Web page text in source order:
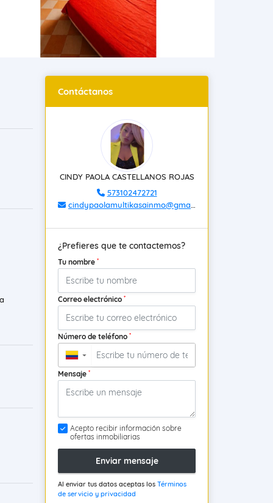
Contáctanos
CINDY PAOLA CASTELLANOS ROJAS
573102472721
cindypaolamultikasainmo@gmail.com
¿Prefieres que te contactemos?
Tu nombre *
Correo electrónico *
Número de teléfono *
▼
Mensaje *
Acepto recibir información sobre
ofertas inmobiliarias
Enviar mensaje
Al enviar tus datos aceptas los Términos
de servicio y privacidad